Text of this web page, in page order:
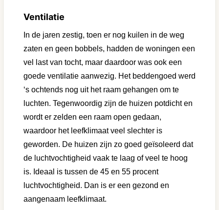
Ventilatie
In de jaren zestig, toen er nog kuilen in de weg
zaten en geen bobbels, hadden de woningen een
vel last van tocht, maar daardoor was ook een
goede ventilatie aanwezig. Het beddengoed werd
‘s ochtends nog uit het raam gehangen om te
luchten. Tegenwoordig zijn de huizen potdicht en
wordt er zelden een raam open gedaan,
waardoor het leefklimaat veel slechter is
geworden. De huizen zijn zo goed geïsoleerd dat
de luchtvochtigheid vaak te laag of veel te hoog
is. Ideaal is tussen de 45 en 55 procent
luchtvochtigheid. Dan is er een gezond en
aangenaam leefklimaat.